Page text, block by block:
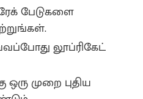
பேடுகளை
லூப்ரிகேட்
ஒரு முறை புதிய